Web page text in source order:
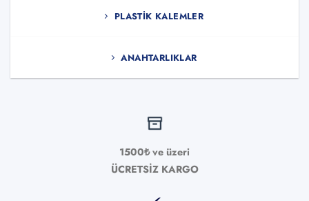
PLASTIK KALEMLER
ANAHTARLIKLAR
1500₺ ve üzeri
ÜCRETSİZ KARGO